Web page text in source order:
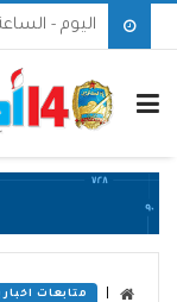
اليوم - الساعة 04:55 ص بتوقيت مدينة
متابعات